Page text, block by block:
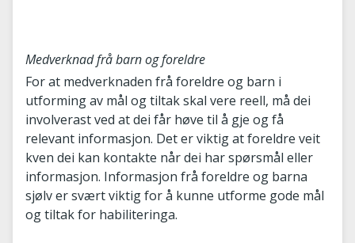
Medverknad frå barn og foreldre
For at medverknaden frå foreldre og barn i
utforming av mål og tiltak skal vere reell, må dei
involverast ved at dei får høve til å gje og få
relevant informasjon. Det er viktig at foreldre veit
kven dei kan kontakte når dei har spørsmål eller
informasjon. Informasjon frå foreldre og barna
sjølv er svært viktig for å kunne utforme gode mål
og tiltak for habiliteringa.